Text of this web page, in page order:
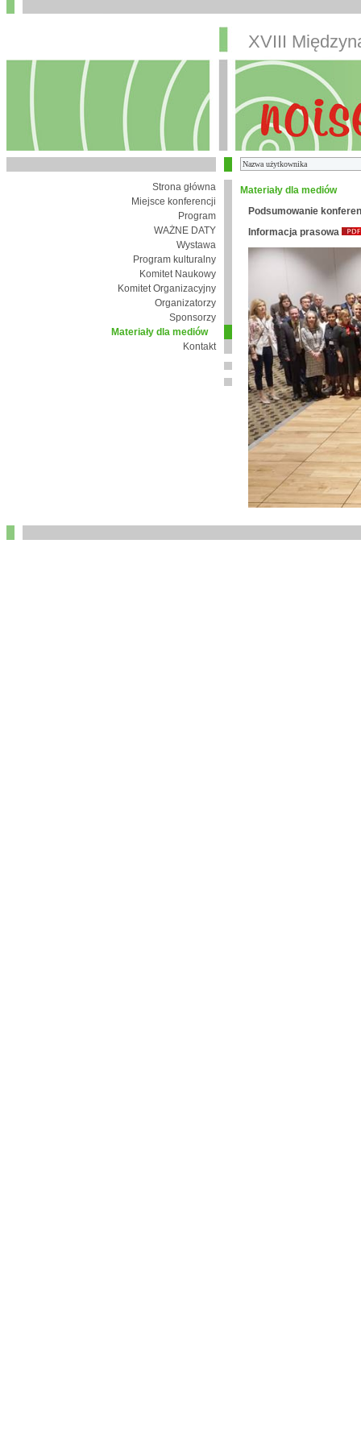
XVIII
Strona główna
Miejsce konferencji
Program
WAŻNE DATY
Wystawa
Program kulturalny
Komitet Naukowy
Komitet Organizacyjny
Organizatorzy
Sponsorzy
Materiały dla mediów
Kontakt
Materiały dla mediów
Podsumowanie
Informacja prasowa